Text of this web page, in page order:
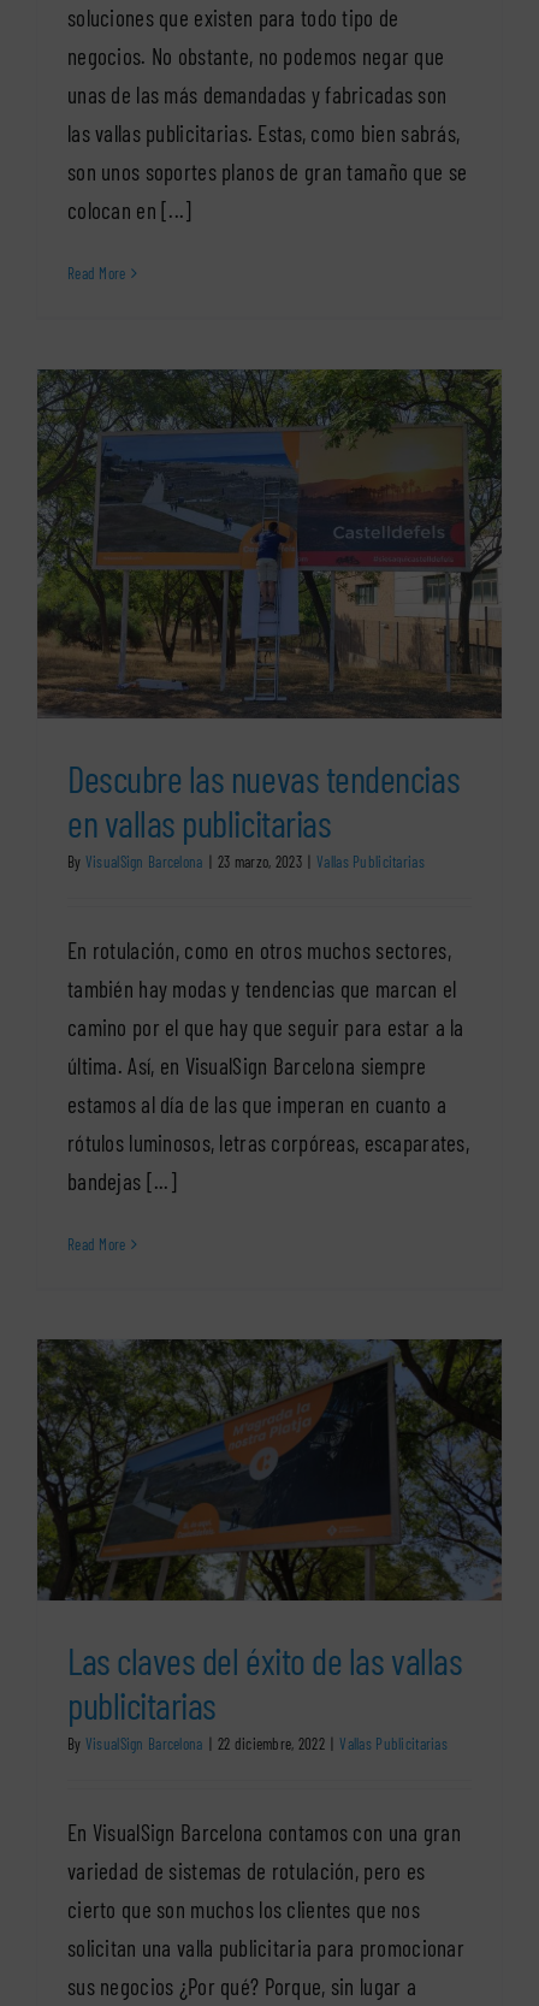
soluciones que existen para todo tipo de
negocios. No obstante, no podemos negar que
unas de las más demandadas y fabricadas son
las vallas publicitarias. Estas, como bien sabrás,
son unos soportes planos de gran tamaño que se
colocan en [...]
Read More
Descubre las nuevas tendencias
en vallas publicitarias
By VisualSign Barcelona | 23 marzo, 2023 | Vallas Publicitarias
En rotulación, como en otros muchos sectores,
también hay modas y tendencias que marcan el
camino por el que hay que seguir para estar a la
última. Así, en VisualSign Barcelona siempre
estamos al día de las que imperan en cuanto a
rótulos luminosos, letras corpóreas, escaparates,
bandejas [...]
Read More
Las claves del éxito de las vallas
publicitarias
By VisualSign Barcelona 22 diciembre, 2022 Vallas Publicitarias
En VisualSign Barcelona contamos con una gran
variedad de sistemas de rotulación, pero es
cierto que son muchos los clientes que nos
solicitan una valla publicitaria para promocionar
sus negocios ¿Por qué? Porque, sin lugar a